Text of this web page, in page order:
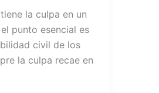
la culpa en un
punto esencial es
civil de los
la culpa recae en